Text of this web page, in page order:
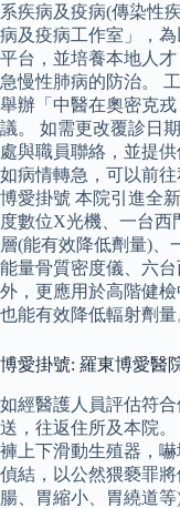
系疾病及疫病(傳染性
病及疫病工作室」，
平台，並培養本地人
急慢性肺病的防治。
舉辦「中醫在奧密克
議。 如需更改覆診日
處與職員聯絡，並提
如病情轉急，可以前
博愛掛號 本院引進全
度數位X光機、一台西
層(能有效降低劑量)、
能量骨質密度儀、六
外，更應用於高階健
也能有效降低輻射劑量
博愛掛號: 羅東博愛醫
如經醫護人員評估符
送，往返住所及本院
褲上下滑動生殖器，
偵結，以公然猥褻罪
腸、胃縮小、胃繞道